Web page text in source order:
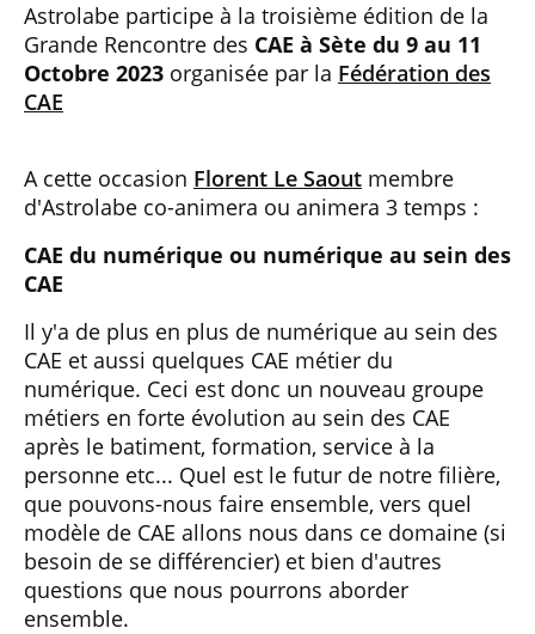
Astrolabe participe à la troisième édition de la
Grande Rencontre des CAE à Sète du 9 au 11
Octobre 2023 organisée par la Fédération des
CAE
A cette occasion Florent Le Saout membre
d'Astrolabe co-animera ou animera 3 temps :
CAE du numérique ou numérique au sein des
CAE
Il y'a de plus en plus de numérique au sein des
CAE et aussi quelques CAE métier du
numérique. Ceci est donc un nouveau groupe
métiers en forte évolution au sein des CAE
après le batiment, formation, service à la
personne etc... Quel est le futur de notre filière,
que pouvons-nous faire ensemble, vers quel
modèle de CAE allons nous dans ce domaine (si
besoin de se différencier) et bien d'autres
questions que nous pourrons aborder
ensemble.